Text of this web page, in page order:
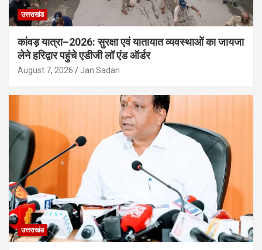
उत्तराखंड
कांवड़ यात्रा–2026: सुरक्षा एवं यातायात व्यवस्थाओं का जायजा
लेने हरिद्वार पहुंचे एडीजी लॉ एंड ऑर्डर
August 7, 2026 Jan Sadan
उत्तराखंड